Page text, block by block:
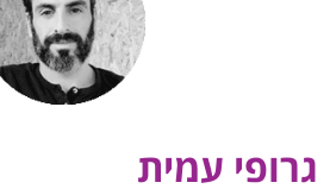
גרופי עמית